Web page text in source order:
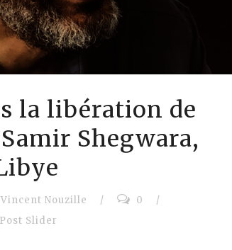
la libération de
Shegwara,
Vincent Nouzille / 0
/
Post Slider